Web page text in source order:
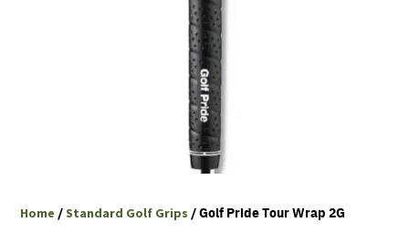
Grips
Clubmaking Supplies
Home /Standard Golf Grips / Golf Pride Tour Wrap 2G